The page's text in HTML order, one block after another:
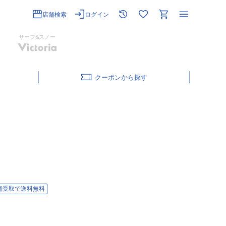
店舗検索 ログイン
サーフ&スノー
クーポン
受取で送料無料